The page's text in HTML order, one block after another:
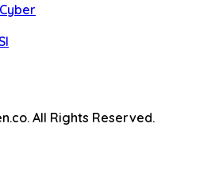
All Rights Reserved.